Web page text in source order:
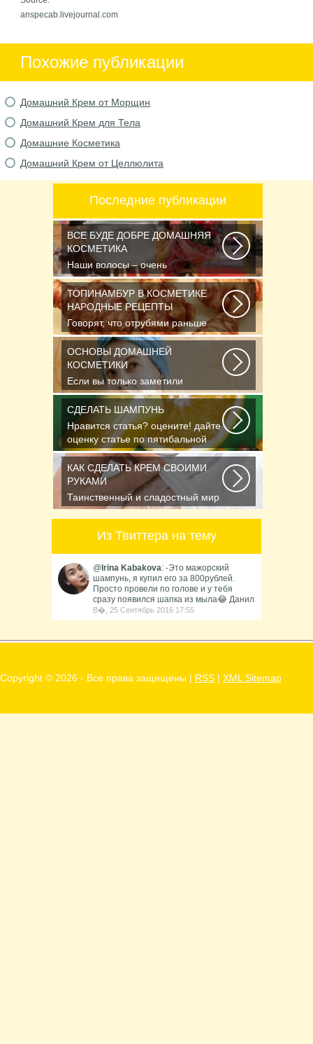
anspecab.livejournal.com
Похожие публикации
Домашний Крем от Морщин
Домашний Крем для Тела
Домашние Косметика
Домашний Крем от Целлюлита
Последние публикации
ВСЕ БУДЕ ДОБРЕ ДОМАШНЯЯ
КОСМЕТИКА
Наши волосы – очень
чувствительные и капризные.
Часто они реагируют на...
ТОПИНАМБУР В КОСМЕТИКЕ
НАРОДНЫЕ РЕЦЕПТЫ
Говорят, что отрубями раньше
кормили только животных, а люди
стали есть...
ОСНОВЫ ДОМАШНЕЙ
КОСМЕТИКИ
Если вы только заметили
появление первых морщинок или
уже утратили им счет...
СДЕЛАТЬ ШАМПУНЬ
Нравится статья? оцените! дайте
оценку статье по пятибальной
шкале Спасибо...
КАК СДЕЛАТЬ КРЕМ СВОИМИ
РУКАМИ
Таинственный и сладостный мир
ароматов неудержимо влечёт к
Из Твиттера на тему
@ Irina Kabakova: -Это мажорский
шампунь, я купил его за 800рублей.
Просто провели по голове и у тебя
сразу появился шапка из мыла😂 Данил
В�, 25 Сентябрь 2016 17:55
Copyright © 2026 - Все права защищены | RSS | XML Sitemap